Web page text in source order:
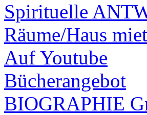
Spirituelle
Räume/Haus
Auf Youtube
Bücherangebot
BIOGRAPHIE